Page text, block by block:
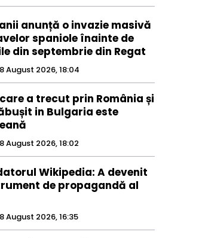
anunță o invazie masivă
spaniole înainte de
din septembrie din Regat
8 August 2026, 18:04
a trecut prin România și
in Bulgaria este
8 August 2026, 18:02
Wikipedia: A devenit
de propagandă al
8 August 2026, 16:35